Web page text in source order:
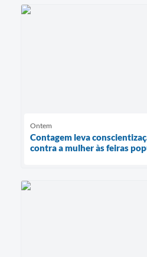
Ontem
Contagem leva
contra a mulher às feiras